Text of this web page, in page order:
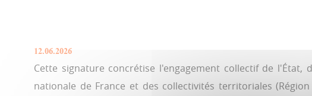
12.06.2026
Cette signature concrétise l'engagement collectif de l'État,
nationale de France et des collectivités territoriales (Région